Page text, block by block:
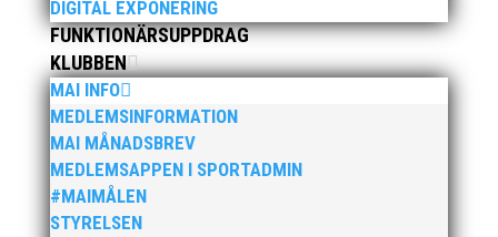
DIGITAL EXPONERING
FUNKTIONÄRSUPPDRAG
KLUBBEN
MAI INFO
MEDLEMSINFORMATION
MAI MÅNADSBREV
MEDLEMSAPPEN I SPORTADMIN
#MAIMÅLEN
STYRELSEN
från MAI RUNNERS som sprang det mysiga
Sylvesterloppet på självaste nyårsafton. Formen är
enkel, ett eller två varv runt Pildammsparken (2,7 km
respektive 5,4 kilometer), med tidtagning på de fem
främsta i varje...